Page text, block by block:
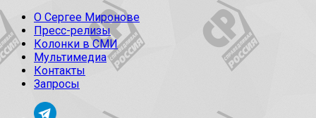
О Сергее Миронове
Пресс-релизы
Колонки в СМИ
Мультимедиа
Контакты
Запросы